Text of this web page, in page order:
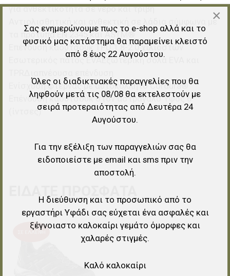
για ανθεκτικότητα σε νερό και τριβή
Αντιολισθητική και ανθεκτική σε λάδια σύμφωνα με
τα πρότυπα EN 2345 και ASTM®
Επένδυση καουτσούκ TPU 1.8-2.0 χιλιοστών
Εσωτερικός πάτος EVAΕξωτερική σόλα EVA και
Ενίσχυση φτέρνας με αυτοκόλλητο Cordura®
Επένδυση καουτσούκ στον αστράγαλο Ύψος 6"
(ίντσες)
ΣΕ ΈΛΛΕΙΨΗ Προσθήκη στα αγαπημένα
Γρήγορη ματιά
×
Σας ενημερώνουμε πως το e-shop αλλά και το
φυσικό μας κατάστημα θα παραμείνει κλειστό
από 8 έως 22 Αυγούστου.
Όλες οι διαδικτυακές παραγγελίες που θα
ληφθούν μετά τις 08/08 θα εκτελεστούν με
σειρά προτεραιότητας από Δευτέρα 24
Αυγούστου.
Για την εξέλιξη των παραγγελιών σας θα
ειδοποιείστε με email και sms πριν την
αποστολή.
Η διεύθυνση και το προσωπικό από το
εργαστήρι Υφάδι σας εύχεται ένα ασφαλές και
ξέγνοιαστο καλοκαίρι γεμάτο όμορφες και
χαλαρές στιγμές.
Καλό καλοκαίρι